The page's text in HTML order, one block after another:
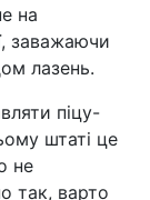
на
заважаючи
лазень.
піцу-
штаті це
не
так, варто